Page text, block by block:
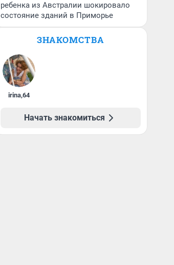
ребенка из Австралии шокировало
состояние зданий в Приморье
ЗНАКОМСТВА
irina,64
Начать знакомиться